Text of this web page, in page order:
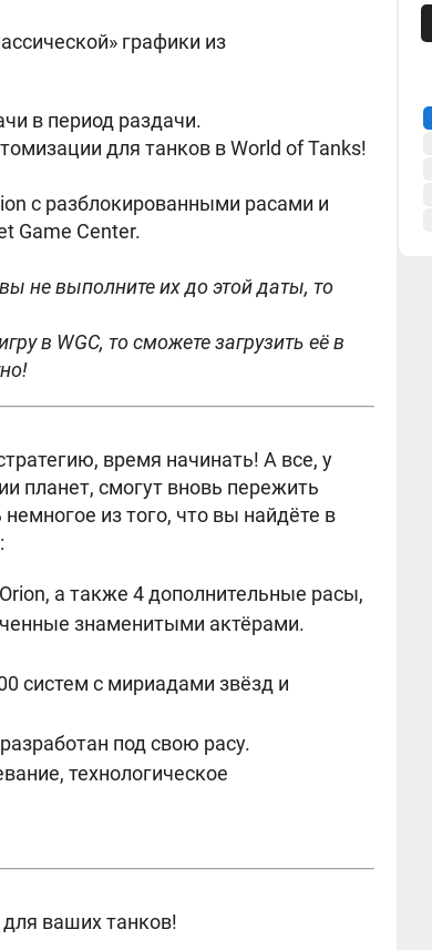
графики из
в период раздачи.
для танков в World of Tanks!
с разблокированными расами и
Game Center.
не выполните их до этой даты, то
в WGC, то сможете загрузить её в
время начинать! А все, у
планет, смогут вновь пережить
из того, что вы найдёте в
а также 4 дополнительные расы,
знаменитыми актёрами.
систем с мириадами звёзд и
под свою расу.
технологическое
ваших танков!